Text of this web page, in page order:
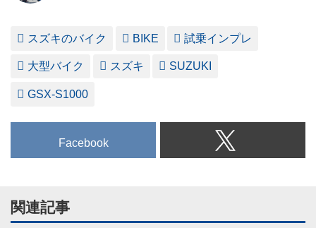
スズキのバイク BIKE 試乗インプレ
大型バイク スズキ SUZUKI
GSX-S1000
Facebook
関連記事